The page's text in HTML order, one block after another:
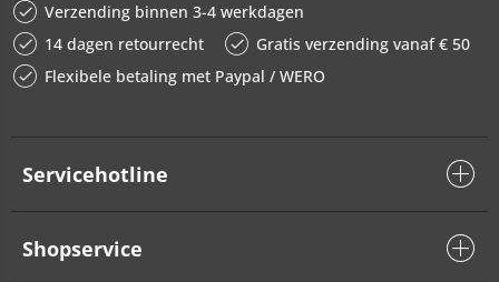
Verzending binnen 3-4 werkdagen
14 dagen retourrecht
Gratis verzending vanaf € 50
Flexibele betaling met Paypal / WERO
Servicehotline
Shopservice